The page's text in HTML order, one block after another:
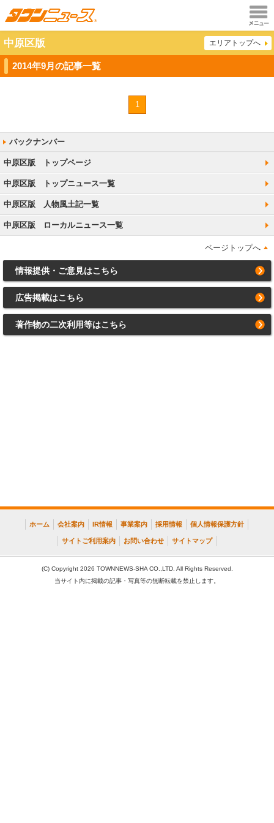
メニュ
ー
中原区版 エリアトップへ
2014年9月の記事一覧
1
中原区版 トップページ
中原区版 トップニュース一覧
中原区版 人物風土記一覧
中原区版 ローカルニュース一覧
ページトップへ
情報提供・ご意見はこちら
広告掲載はこちら
著作物の二次利用等はこちら
ホーム 会社案内 IR情報 事業案内 採用情報 個人情報保護方針
サイトご利用案内 お問い合わせ サイトマップ
(C) Copyright 2026 TOWNNEWS-SHA CO.,LTD. All Rights Reserved.
当サイト内に掲載の記事・写真等の無断転載を禁止します。